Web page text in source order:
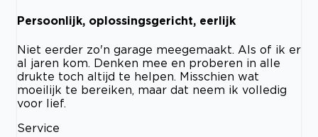
Persoonlijk, oplossingsgericht, eerlijk
Niet eerder zo'n garage meegemaakt. Als of ik er
al jaren kom. Denken mee en proberen in alle
drukte toch altijd te helpen. Misschien wat
moeilijk te bereiken, maar dat neem ik volledig
voor lief.
Service